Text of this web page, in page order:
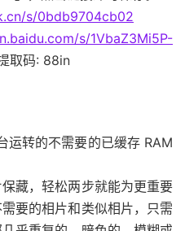
s/0bdb9704cb02
s/1VbaZ3Mi5P-
取码: 88in
运转的不需要的已缓存 RAM
藏，轻松两步就能为更重要
要的相片和类似相片，只需